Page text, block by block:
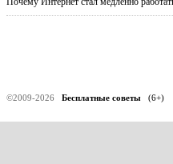
©2009-2026 Бесплатные советы(6+)